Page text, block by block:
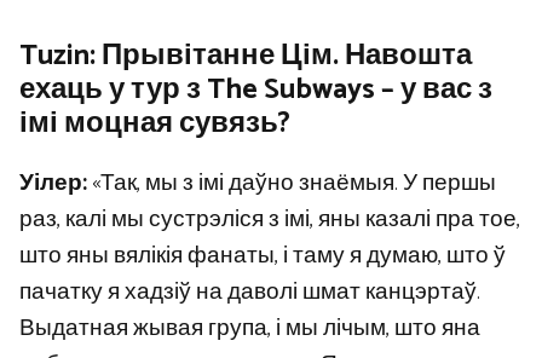
Tuzin: Прывітанне Цім. Навошта
ехаць у тур з The Subways – у вас з
імі моцная сувязь?
Уілер:«Так, мы з імі даўно знаёмыя. У першы
раз, калі мы сустрэліся з імі, яны казалі пра тое,
што яны вялікія фанаты, і таму я думаю, што ў
пачатку я хадзіў на даволі шмат канцэртаў.
Выдатная жывая група, і мы лічым, што яна